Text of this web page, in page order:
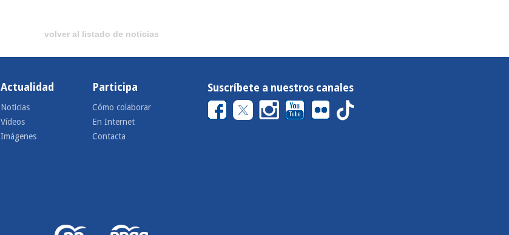
volver al listado de noticias
Actualidad
Noticias
Vídeos
Imágenes
Participa
Cómo colaborar
En Internet
Contacta
Suscríbete a nuestros canales